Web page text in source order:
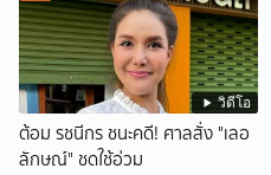
วิดีโอ
ต้อม รชนีกร ชนะคดี! ศาลสั่ง "เลอ
ลักษณ์" ชดใช้อ่วม